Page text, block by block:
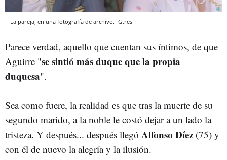
La pareja, en una fotografía de archivo. Gtres
Parece verdad, aquello que cuentan sus íntimos, de que
Aguirre "se sintió más duque que la propia
duquesa".
Sea como fuere, la realidad es que tras la muerte de su
segundo marido, a la noble le costó dejar a un lado la
tristeza. Y después... después llegó Alfonso Díez (75) y
con él de nuevo la alegría y la ilusión.